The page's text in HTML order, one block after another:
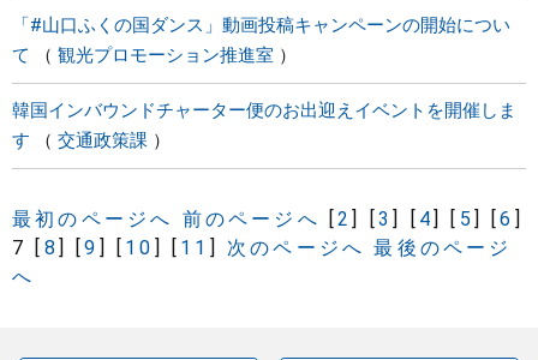
「#山口ふくの国ダンス」動画投稿キャンペーンの開始につい
て
観光プロモーション推進室
韓国インバウンドチャーター便のお出迎えイベントを開催しま
す
交通政策課
最初のページへ 前のページへ [2] [3] [ 4] [ 5 ] [6 ]
7
[ 8] [9 ] [ 10 ] [ 11 ] 次のページへ 最後のページ
へ